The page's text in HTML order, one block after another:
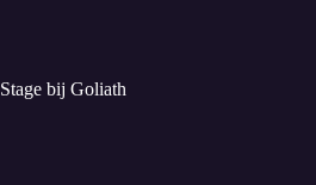
Stage bij Goliath